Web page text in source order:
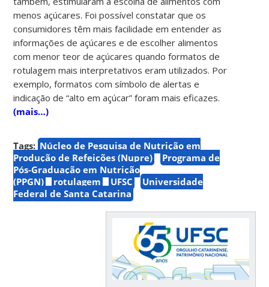
menos açúcares. Foi possível constatar que os
consumidores têm mais facilidade em entender as
informações de açúcares e de escolher alimentos
com menor teor de açúcares quando formatos de
rotulagem mais interpretativos eram utilizados. Por
exemplo, formatos com símbolo de alertas e
indicação de “alto em açúcar” foram mais eficazes.
(mais…)
Tags: Núcleo de Pesquisa de Nutrição em
Produção de Refeições (Nupre)
Programa de
Pós-Graduação em Nutrição
(PPGN)
rotulagem UFSC
Universidade
Federal de Santa Catarina